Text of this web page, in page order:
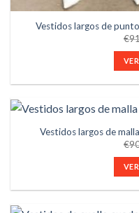
Vestidos largos de
€
Vestidos largos de
€